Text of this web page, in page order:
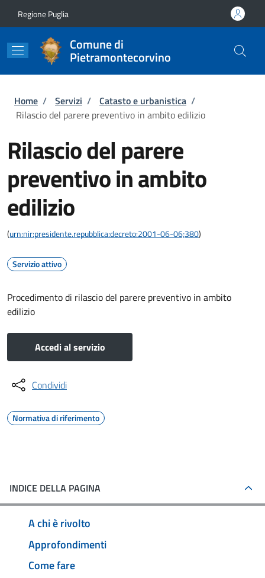
Regione Puglia
Comune di
Pietramontecorvino
Briciole di pane
Home / Servizi / Catasto e urbanistica /
Rilascio del parere preventivo in ambito edilizio
Rilascio del parere
preventivo in ambito
edilizio
(urn:nir:presidente.repubblica:decreto:2001-06-06;380)
Servizio attivo
Procedimento di rilascio del parere preventivo in ambito
edilizio
Accedi al servizio
Condividi
Normativa di riferimento
INDICE DELLA PAGINA
A chi è rivolto
Approfondimenti
Come fare